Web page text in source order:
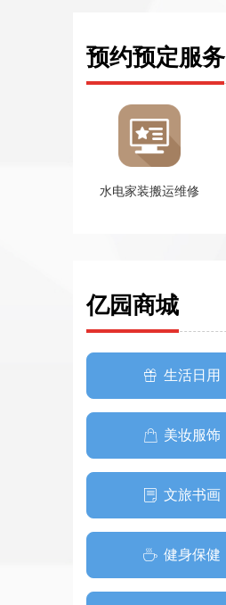
预约预定服务
水电家装搬运维修
亿园商城
ꁠ 生活日用
ꂆ 美妆服饰
ꂓ 文旅书画
ꄘ 健身保健